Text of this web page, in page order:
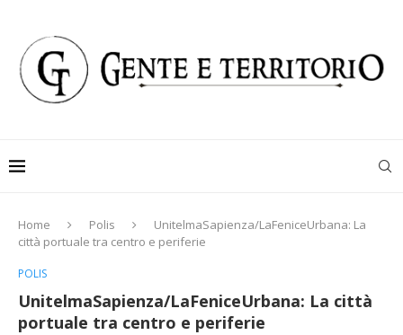
Home Polis
UnitelmaSapienza/LaFeniceUrbana: La
città portuale tra centro e periferie
POLIS
UnitelmaSapienza/LaFeniceUrbana: La città
portuale tra centro e periferie